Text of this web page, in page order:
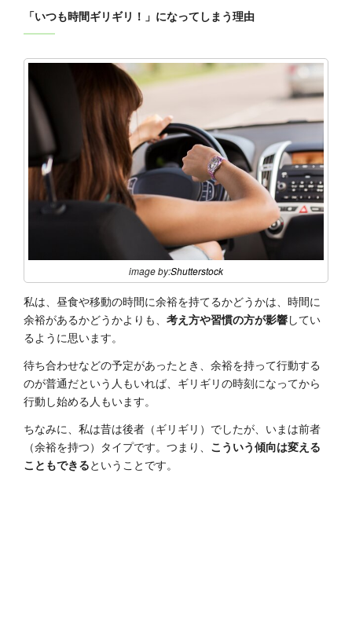
「いつも時間ギリギリ！」になってしまう理由
image by:Shutterstock
私は、昼食や移動の時間に余裕を持てるかどうかは、時間に
余裕があるかどうかよりも、 考え方や習慣の方が影響してい
るように思います。
待ち合わせなどの予定があったとき、余裕を持って行動する
のが普通だという人もいれば、ギリギリの時刻になってから
行動し始める人もいます。
ちなみに、私は昔は後者（ギリギリ）でしたが、いまは前者
（余裕を持つ）タイプです。つまり、 こういう傾向は変える
こともできるということです。